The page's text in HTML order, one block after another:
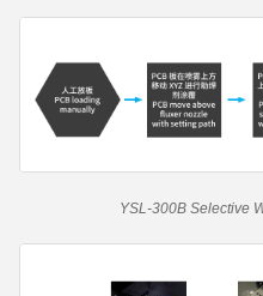
YSL-300B Selective